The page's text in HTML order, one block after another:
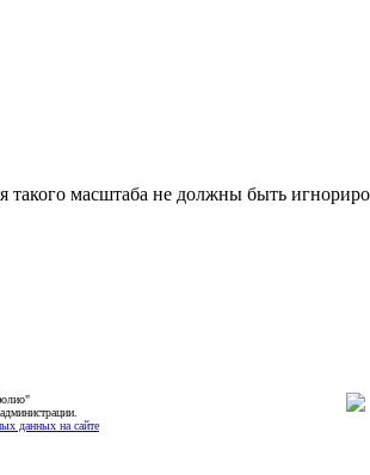
масштаба не должны быть
данных на сайте